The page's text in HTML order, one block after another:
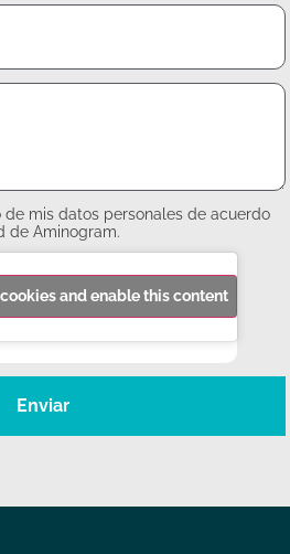
mis datos personales de acuerdo
de Aminogram.
and enable this content
Enviar